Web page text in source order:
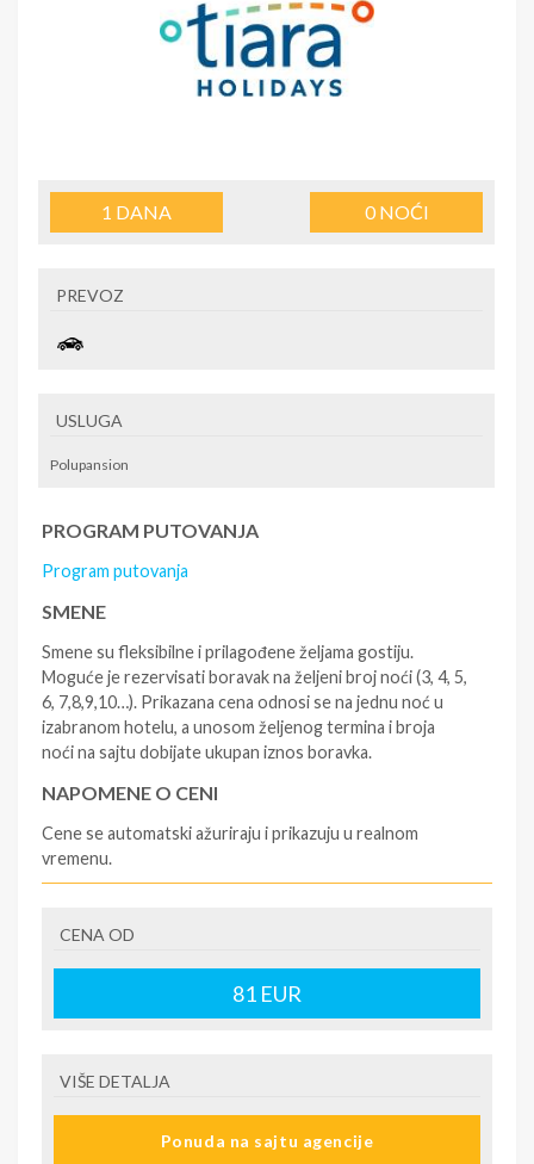
1 DANA 0NOĆI
PREVOZ
USLUGA
Polupansion
PROGRAM PUTOVANJA
Program putovanja
SMENE
Smene su fleksibilne i prilagođene željama gostiju.
Moguće je rezervisati boravak na željeni broj noći (3, 4, 5,
6, 7,8,9,10…). Prikazana cena odnosi se na jednu noć u
izabranom hotelu, a unosom željenog termina i broja
noći na sajtu dobijate ukupan iznos boravka.
NAPOMENE O CENI
Cene se automatski ažuriraju i prikazuju u realnom
vremenu.
- rezervisane i potvrđene usluge u izabranoj smeštajnoj
jedinici prema opisu - korišćenje hotelskih sadržaja
prema opisu - uslugu rezervacije - organizaciju
putovanja.
krizu) na destinaciji, plaćaju se na recepciji
hotela/apartmana za hotele sa 1* i 2* i nekategorisane
CENA OD
81 EUR
VIŠE DETALJA
Ponuda na sajtu agencije